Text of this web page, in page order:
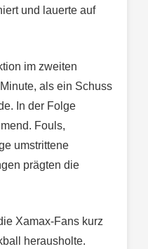
und lauerte auf
im zweiten
als ein Schuss
In der Folge
Fouls,
umstrittene
prägten die
Xamax-Fans kurz
herausholte.